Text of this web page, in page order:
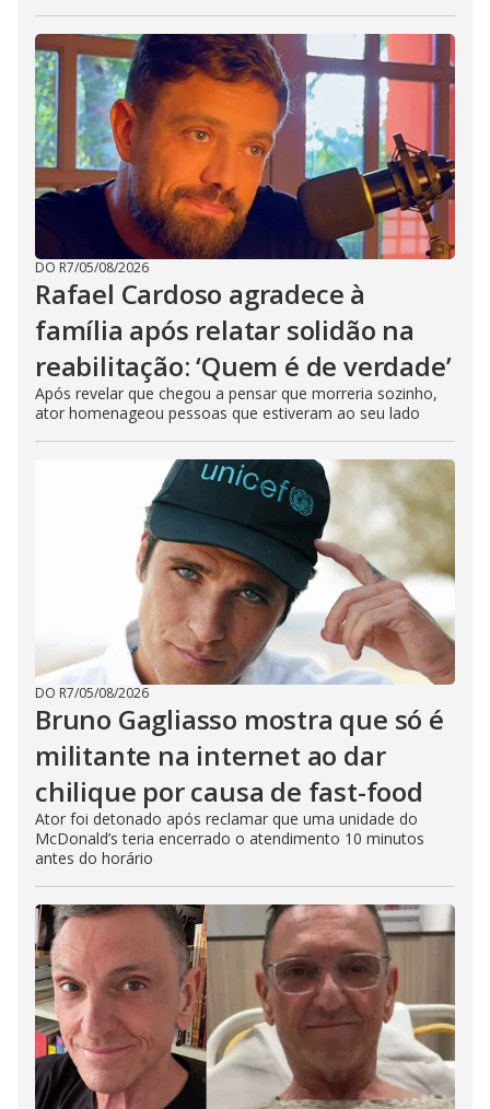
DO R7/05/08/2026
Rafael Cardoso agradece à
família após relatar solidão na
reabilitação: ‘Quem é de verdade’
Após revelar que chegou a pensar que morreria sozinho,
ator homenageou pessoas que estiveram ao seu lado
DO R7/05/08/2026
Bruno Gagliasso mostra que só é
militante na internet ao dar
chilique por causa de fast-food
Ator foi detonado após reclamar que uma unidade do
McDonald’s teria encerrado o atendimento 10 minutos
antes do horário